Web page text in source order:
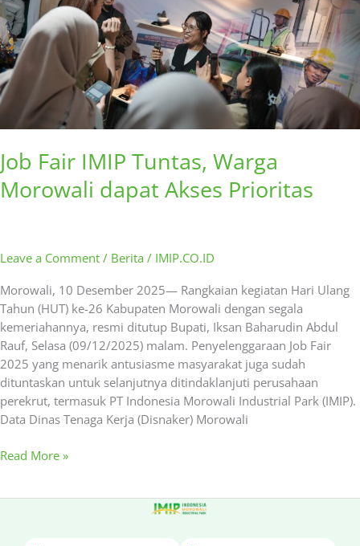
Job Fair IMIP Tuntas, Warga
Morowali dapat Akses Prioritas
Leave a Comment / Berita / IMIP.CO.ID
Morowali, 10 Desember 2025— Rangkaian kegiatan Hari Ulang
Tahun (HUT) ke-26 Kabupaten Morowali dengan segala
kemeriahannya, resmi ditutup Bupati, Iksan Baharudin Abdul
Rauf, Selasa (09/12/2025) malam. Penyelenggaraan Job Fair
2025 yang menarik antusiasme masyarakat juga sudah
dituntaskan untuk selanjutnya ditindaklanjuti perusahaan
perekrut, termasuk PT Indonesia Morowali Industrial Park (IMIP).
Data Dinas Tenaga Kerja (Disnaker) Morowali
Warga
Morowali
dapat
Akses
Prioritas
Read More »